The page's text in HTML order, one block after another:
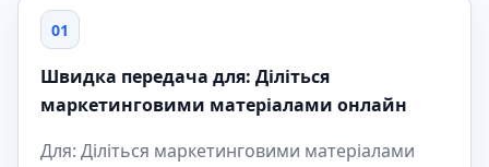
01
Швидка передача для: Діліться
маркетинговими матеріалами онлайн
Для: Діліться маркетинговими матеріалами